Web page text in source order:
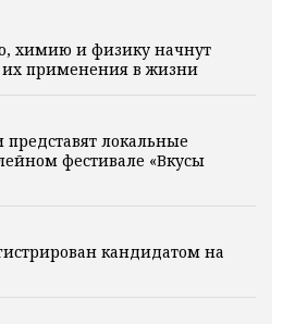
химию и физику начнут
их применения в жизни
локальные
фестивале «Вкусы
кандидатом на